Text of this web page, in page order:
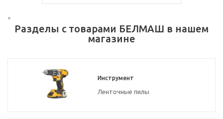
*
Разделы с товарами БЕЛМАШ в нашем
магазине
Инструмент
Ленточные пилы